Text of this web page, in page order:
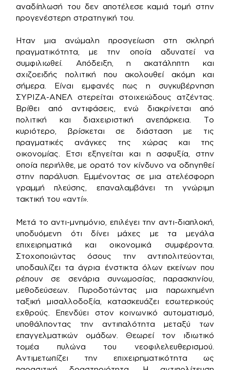
αναδίπλωσή του δεν αποτέλεσε καμιά τομή στην
προγενέστερη στρατηγική του.
Hταν μια ανώμαλη προσγείωση στη σκληρή
πραγματικότητα, με την οποία αδυνατεί να
συμφιλιωθεί. Απόδειξη, η ακατάληπτη και
σχιζοειδής πολιτική που ακολουθεί ακόμη και
σήμερα. Είναι εμφανές πως η συγκυβέρνηση
ΣΥΡΙΖΑ-ΑΝΕΛ στερείται στοιχειώδους ατζέντας.
Βρίθει από αντιφάσεις, ενώ διακρίνεται από
πολιτική και διαχειριστική ανεπάρκεια. Το
κυριότερο, βρίσκεται σε διάσταση με τις
πραγματικές ανάγκες της χώρας και της
οικονομίας. Eτσι εξηγείται και η ασφυξία, στην
οποία περιήλθε, με ορατό τον κίνδυνο να οδηγηθεί
στην παράλυση. Εμμένοντας σε μια ατελέσφορη
γραμμή πλεύσης, επαναλαμβάνει τη γνώριμη
τακτική του «αντί».
Μετά το αντι-μνημόνιο, επιλέγει την αντι-διαπλοκή,
υποδυόμενη ότι δίνει μάχες με τα μεγάλα
επιχειρηματικά και οικονομικά συμφέροντα.
Στοχοποιώντας όσους την αντιπολιτεύονται,
υποδαυλίζει τα άγρια ένστικτα όλων εκείνων που
ρέπουν σε σενάρια συνωμοσίας, παρασκηνίου,
μεθοδεύσεων. Πυροδοτώντας μια παρωχημένη
ταξική μισαλλοδοξία, κατασκευάζει εσωτερικούς
εχθρούς. Επενδύει στον κοινωνικό αυτοματισμό,
υποθάλποντας την αντιπαλότητα μεταξύ των
επαγγελματικών ομάδων. Θεωρεί τον ιδιωτικό
τομέα πυλώνα του νεοφιλελευθερισμού.
Αντιμετωπίζει την επιχειρηματικότητα ως